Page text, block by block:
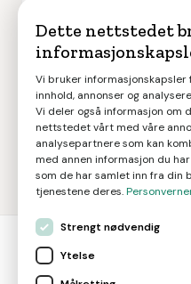
Elektrikeroppdrag
Eiendomsmegling
Dette nettstedet
Vi bruker informasjonskapsler
innhold, annonser og
Vi deler også informasjon om
nettstedet vårt med våre
analysepartnere som kan
med annen informasjon du
som de har samlet inn fra din
tjenestene deres.
Strengt nødvendig
Ytelse